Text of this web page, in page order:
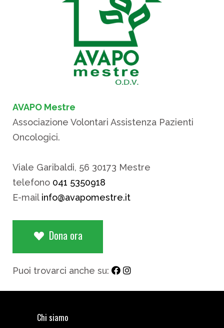
AVAPO Mestre
Associazione Volontari Assistenza Pazienti
Oncologici.
Viale Garibaldi, 56 30173 Mestre
telefono 041 5350918
E-mail info@avapomestre.it
Dona ora
Puoi trovarci anche su:
Chi siamo